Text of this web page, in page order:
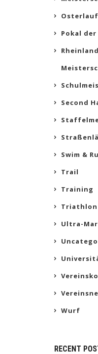
Osterlauf
Pokal
Second
Swim &
Trail
Training
Triathlon
Ultra-
Wurf
RECENT